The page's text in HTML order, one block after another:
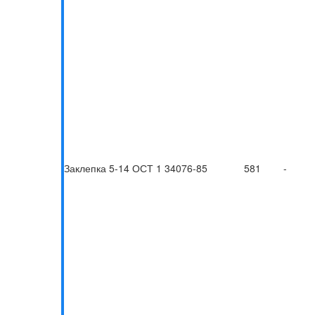
Заклепка 5-14 ОСТ 1 34076-85 581 -